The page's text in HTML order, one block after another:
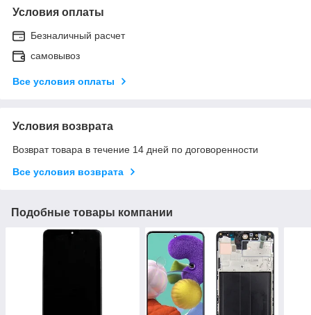
Условия оплаты
Безналичный расчет
самовывоз
Все условия оплаты
Условия возврата
Возврат товара в течение 14 дней по договоренности
Все условия возврата
Подобные товары компании